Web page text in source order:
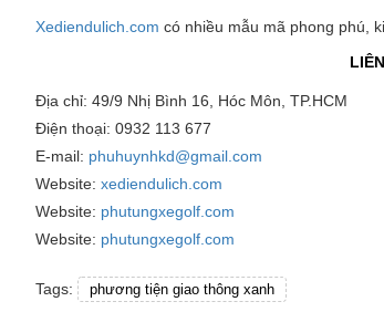
Xediendulich.com có nhiều mẫu mã phong phú,
Địa chỉ: 49/9 Nhị Bình 16, Hóc Môn, TP.HCM
Điện thoại: 0932 113 677
E-mail: phuhuynhkd@gmail.com
Website: xediendulich.com
Website: phutungxegolf.com
Website: phutungxegolf.com
Tags: phương tiện giao thông xanh